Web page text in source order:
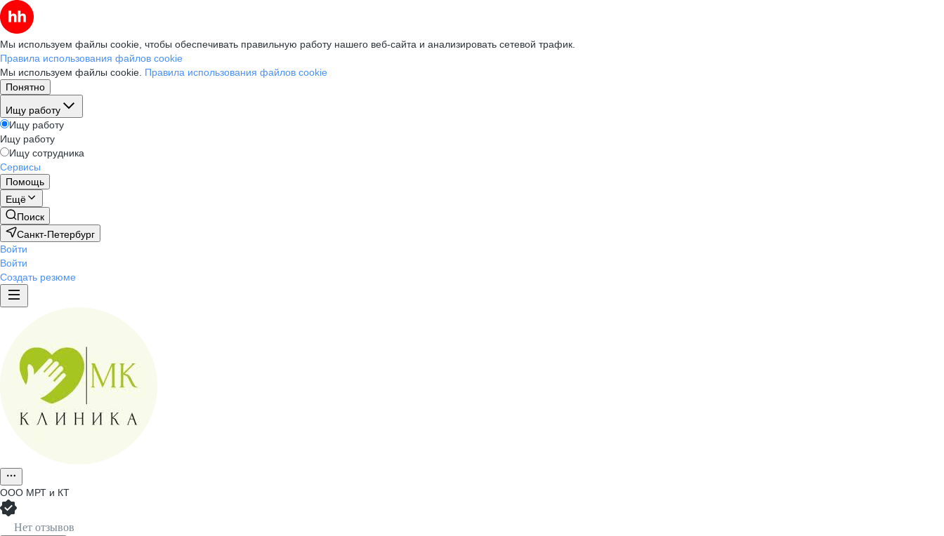
Мы используем файлы cookie, чтобы обеспечивать правильную работу нашего веб-сайта и анализировать сетевой трафик.
Правила использования файлов cookie
Мы используем файлы cookie. Правила использования файлов cookie
Понятно
Ищу работу
Ищу работу
Ищу работу
Ищу сотрудника
Сервисы
Помощь
Ещё
Поиск
Санкт-Петербург
Войти
Войти
Создать резюме
ООО МРТ и КТ
Нет отзывов